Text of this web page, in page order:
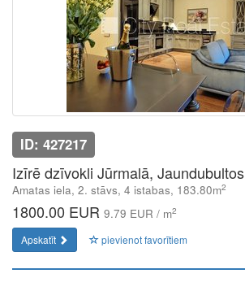
ID: 427217
Izīrē dzīvokli Jūrmalā, Jaundubultos
Amatas iela, 2. stāvs, 4 istabas, 183.80m2
1800.00 EUR 9.79 EUR / m2
Apskatīt pievienot favorītiem